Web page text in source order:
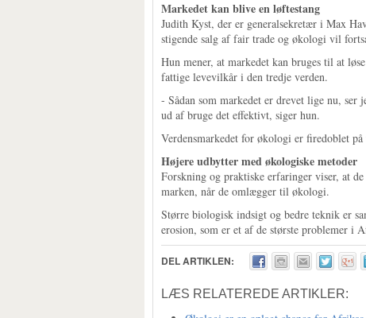
Markedet kan blive en løftestang
Judith Kyst, der er generalsekretær i Max
stigende salg af fair trade og økologi vil
Hun mener, at markedet kan bruges til at
fattige levevilkår i den tredje verden.
- Sådan som markedet er drevet lige nu,
ud af bruge det effektivt, siger hun.
Verdensmarkedet for økologi er firedoblet
Højere udbytter med økologiske metoder
Forskning og praktiske erfaringer viser, at
marken, når de omlægger til økologi.
Større biologisk indsigt og bedre teknik er
erosion, som er et af de største problemer i
DEL ARTIKLEN:
LÆS RELATEREDE ARTIKLER: